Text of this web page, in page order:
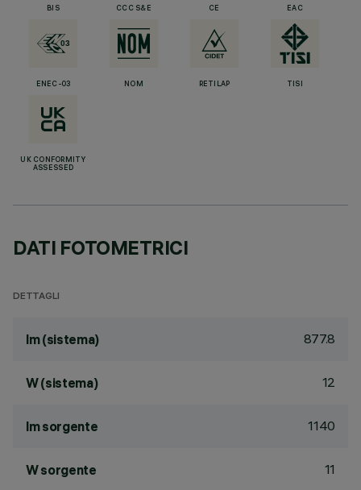
BIS CCC S&E CE EAC
ENEC-03 NOM RETILAP TISI
UK CONFORMITY
ASSESSED
DATI FOTOMETRICI
DETTAGLI
lm (sistema) 877.8
W (sistema) 12
lm sorgente 1140
W sorgente 11